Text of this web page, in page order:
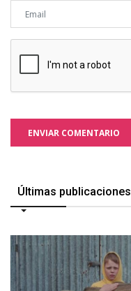
ENVIAR COMENTARIO
Últimas publicaciones